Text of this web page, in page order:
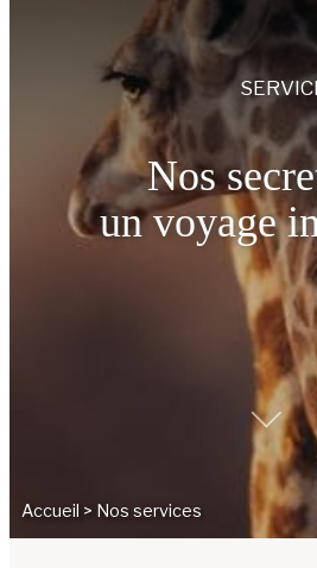
Nos
un voyage
Accueil > Nos services